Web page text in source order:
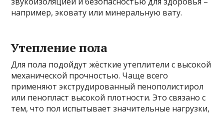
например, эковату или минеральную вату.
Утепление пола
Для пола подойдут жёсткие утеплители с высокой
механической прочностью. Чаще всего
применяют экструдированный пенополистирол
или пенопласт высокой плотности. Это связано с
тем, что пол испытывает значительные нагрузки,